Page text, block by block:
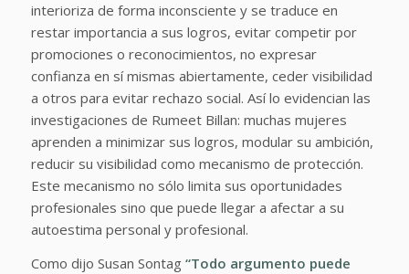
interioriza de forma inconsciente y se traduce en
restar importancia a sus logros, evitar competir por
promociones o reconocimientos, no expresar
confianza en sí mismas abiertamente, ceder visibilidad
a otros para evitar rechazo social. Así lo evidencian las
investigaciones de Rumeet Billan: muchas mujeres
aprenden a minimizar sus logros, modular su ambición,
reducir su visibilidad como mecanismo de protección.
Este mecanismo no sólo limita sus oportunidades
profesionales sino que puede llegar a afectar a su
autoestima personal y profesional.
Como dijo Susan Sontag “Todo argumento puede